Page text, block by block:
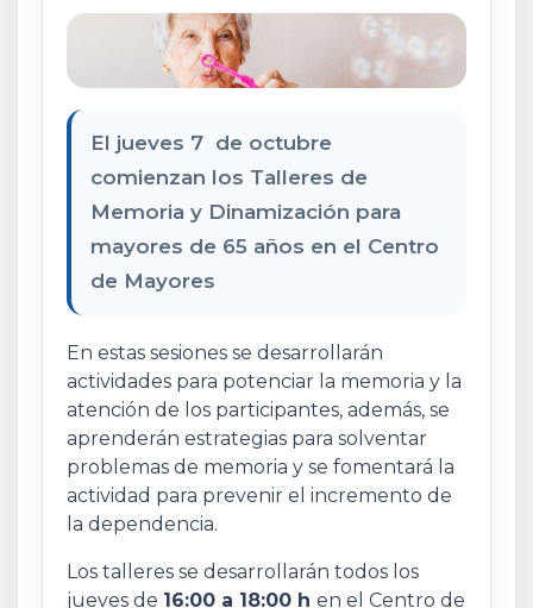
El jueves 7 de octubre
comienzan los Talleres de
Memoria y Dinamización para
mayores de 65 años en el Centro
de Mayores
En estas sesiones se desarrollarán
actividades para potenciar la memoria y la
atención de los participantes, además, se
aprenderán estrategias para solventar
problemas de memoria y se fomentará la
actividad para prevenir el incremento de
la dependencia.
Los talleres se desarrollarán todos los
jueves de 16:00 a 18:00 h en el Centro de